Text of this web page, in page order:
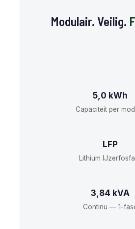
Modulair. Veilig.
5,0 kWh
Capaciteit per
LFP
Lithium
3,84 kVA
Continu — 1-